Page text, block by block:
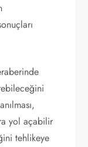
yol açabilir
tehlikeye